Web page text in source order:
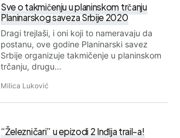
Sve o takmičenju u planinskom trčanju
Planinarskog saveza Srbije 2020
Dragi trejlaši, i oni koji to nameravaju da
postanu, ove godine Planinarski savez
Srbije organizuje takmičenje u planinskom
trčanju, drugu…
Milica Luković
“Železničari” u epizodi 2 Inđija trail-a!